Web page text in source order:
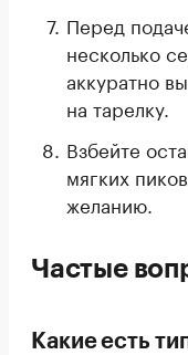
Перед
несколько
аккуратно
на тарелку.
Взбейте
мягких
желанию.
Частые
Какие есть